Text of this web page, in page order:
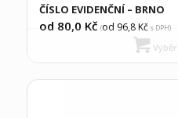
ČÍSLO EVIDENČNÍ – BRNO
od 80,0 Kč (od 96,8Kčs DPH)